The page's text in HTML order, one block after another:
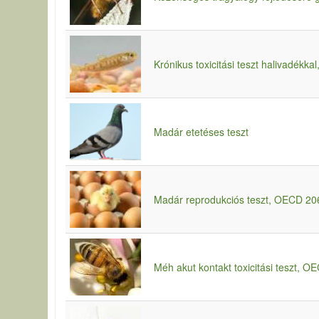
Krónikus toxicitási teszt
Madár etetéses teszt
Madár reprodukciós teszt, OECD
Méh akut kontakt toxicitási teszt,